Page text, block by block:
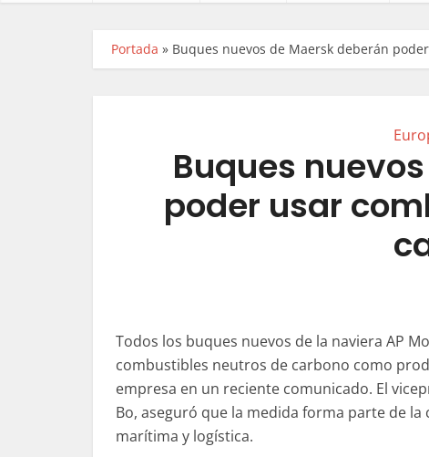
Portada » Buques nuevos de Maersk deberán
Buques
poder usar
Todos los buques nuevos de la naviera AP
combustibles neutros de carbono como
empresa en un reciente comunicado. El
Bo, aseguró que la medida forma parte de
marítima y logística.